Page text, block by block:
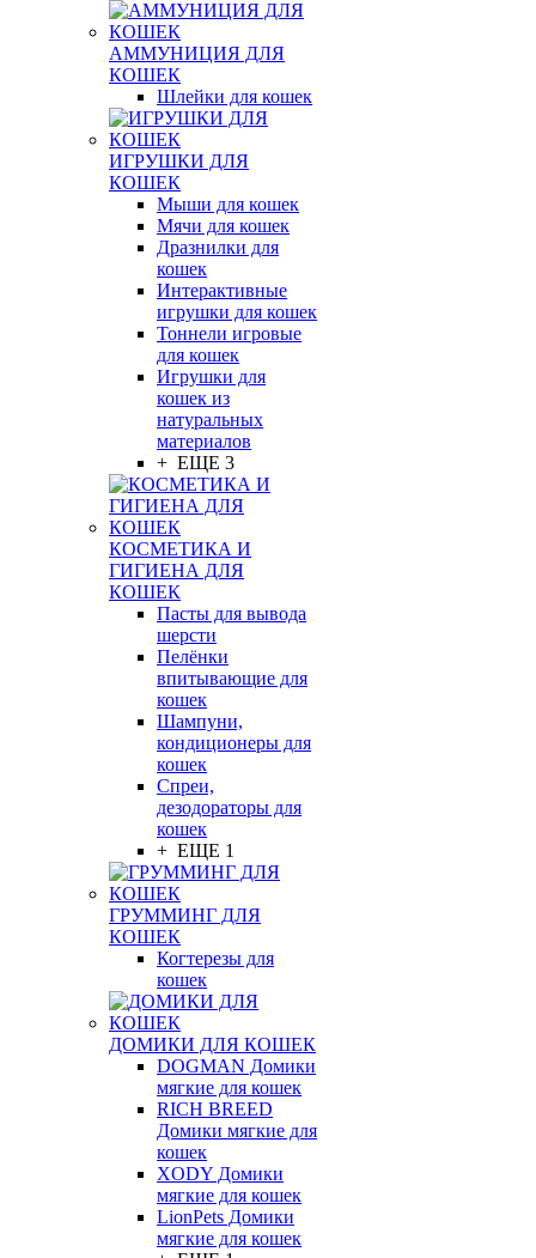
АММУНИЦИЯ ДЛЯ
КОШЕК
Шлейки для кошек
ИГРУШКИ ДЛЯ
КОШЕК
Мыши для кошек
Мячи для кошек
Дразнилки для
кошек
Интерактивные
игрушки для кошек
Тоннели игровые
для кошек
Игрушки для
кошек из
натуральных
материалов
+ ЕЩЕ 3
КОСМЕТИКА И
ГИГИЕНА ДЛЯ
КОШЕК
Пасты для вывода
шерсти
Пелёнки
впитывающие для
кошек
Шампуни,
кондиционеры для
кошек
Спреи,
дезодораторы для
кошек
+ ЕЩЕ 1
ГРУММИНГ ДЛЯ
КОШЕК
Когтерезы для
кошек
ДОМИКИ ДЛЯ КОШЕК
DOGMAN Домики
мягкие для кошек
RICH BREED
Домики мягкие для
кошек
XODY Домики
мягкие для кошек
LionPets Домики
мягкие для кошек